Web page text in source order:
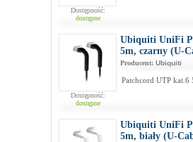
Dostępność:
dostępne
Dostępność:
dostępne
Ubiquiti UniFi
5m, czarny (U-
Producent: Ubiquiti
Patchcord UTP kat.6
Ubiquiti UniFi
5m, biały (U-